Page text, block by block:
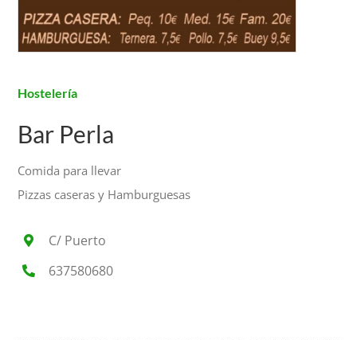
Hostelería
Bar Perla
Comida para llevar
Pizzas caseras y Hamburguesas
C/ Puerto
637580680